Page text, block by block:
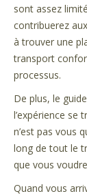
sont assez
contribuerez
à trouver une
transport
processus.
De plus, le
l’expérience se
n’est pas vous
long de tout le
que vous
Quand vous